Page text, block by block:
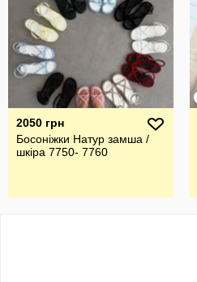
2050 грн
Босоніжки Натур замша /
шкіра 7750- 7760